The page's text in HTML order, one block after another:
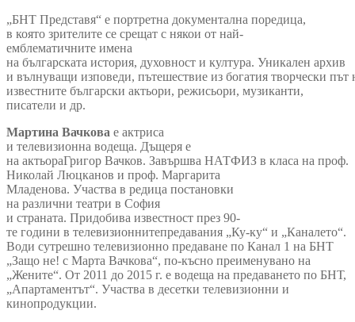
„БНТ Представя“ е портретна документална поредица,
в която зрителите се срещат с някои от най-
емблематичните имена
на българската история, духовност и култура. Уникален архив
и вълнуващи изповеди, пътешествие из богатия творчески път
известните български актьори, режисьори, музиканти,
писатели и др.
Мартина Вачкова е актриса
и телевизионна водеща. Дъщеря е
на актьораГригор Вачков. Завършва НАТФИЗ в класа на проф.
Николай Люцканов и проф. Маргарита
Младенова. Участва в редица постановки
на различни театри в София
и страната. Придобива известност през 90-
те години в телевизионнитепредавания „Ку-ку“ и „Каналето“.
Води сутрешно телевизионно предаване по Канал 1 на БНТ
„Защо не! с Марта Вачкова“, по-късно преименувано на
„Жените“. От 2011 до 2015 г. е водеща на предаването по БНТ,
„Апартаментът“. Участва в десетки телевизионни и
кинопродукции.